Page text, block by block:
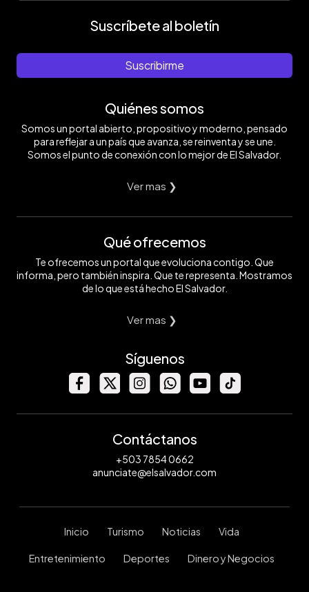
Suscríbete al boletín
Suscribirme
Quiénes somos
Somos un portal abierto, propositivo y moderno, pensado
para reflejar a un país que avanza, se reinventa y se une.
Somos el punto de conexión con lo mejor de El Salvador.
Ver mas ❯
Qué ofrecemos
Te ofrecemos un portal que evoluciona contigo. Que
informa, pero también inspira. Que te representa. Mostramos
de lo que está hecho El Salvador.
Ver mas ❯
Síguenos
Contáctanos
+503 7854 0662
anunciate@elsalvador.com
Inicio Turismo Noticias Vida
Entretenimiento Deportes Dinero y Negocios